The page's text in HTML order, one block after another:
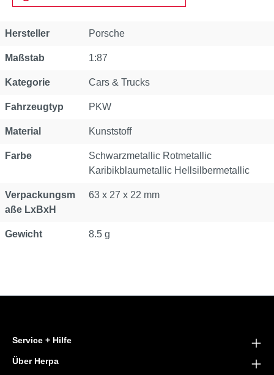
Hersteller Porsche
Maßstab 1:87
Kategorie Cars & Trucks
Fahrzeugtyp PKW
Material Kunststoff
Farbe
Schwarzmetallic Rotmetallic
Karibikblaumetallic Hellsilbermetallic
Verpackungsm
aße LxBxH
63 x 27 x 22 mm
Gewicht 8.5 g
Service + Hilfe
Über Herpa